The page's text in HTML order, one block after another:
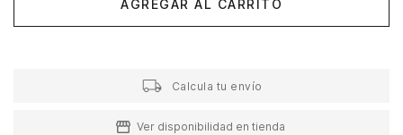
AGREGAR AL CARRITO
Calcula tu envío
Ver disponibilidad en tienda